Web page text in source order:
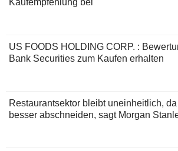
Kaufempfehlung bei
US FOODS HOLDING CORP. :
Bank Securities zum Kaufen erhalten
Restaurantsektor bleibt uneinheitlich,
besser abschneiden, sagt Morgan